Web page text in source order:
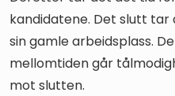
kandidatene. Det slutt tar
sin gamle arbeidsplass.
mellomtiden går
mot slutten.